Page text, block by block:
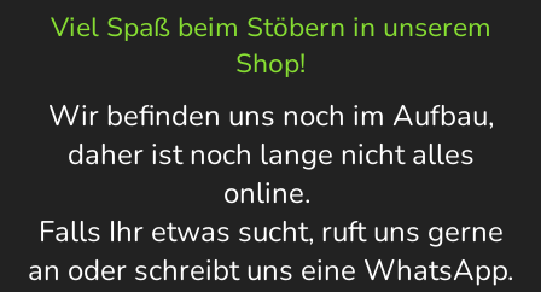
Viel Spaß beim Stöbern in unserem
Shop!
Wir befinden uns noch im Aufbau,
daher ist noch lange nicht alles
online.
Falls Ihr etwas sucht, ruft uns gerne
an oder schreibt uns eine WhatsApp.